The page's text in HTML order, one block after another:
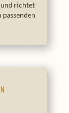
richtet